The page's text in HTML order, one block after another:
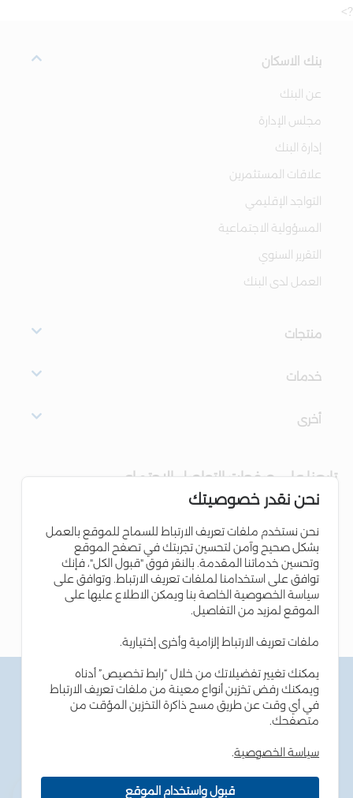
?>
بنك الاسكان
عن البنك
مجلس الإدارة
إدارة البنك
علاقات المستثمرين
التواجد الإقليمي
المسؤولية الاجتماعية
التقرير السنوي
العمل لدى البنك
منتجات
خدمات
أخرى
تابعنا على صفحات التواصل الاجتماعي
الشروط والاحكام
سياسة الخصوصية
سياسة ملفات تعريف الارتباط
نحن نقدر خصوصيتك
نحن نستخدم ملفات تعريف الارتباط للسماح للموقع بالعمل
بشكل صحيح وآمن لتحسين تجربتك في تصفح الموقع
وتحسين خدماتنا المقدمة. بالنقر فوق "قبول الكل"، فإنك
توافق على استخدامنا لملفات تعريف الارتباط. وتوافق على
سياسة الخصوصية الخاصة بنا ويمكن الاطلاع عليها على
الموقع لمزيد من التفاصيل.
ملفات تعريف الارتباط إلزامية وأخرى إختيارية.
يمكنك تغيير تفضيلاتك من خلال “رابط تخصيص” أدناه
ويمكنك رفض تخزين أنواع معينة من ملفات تعريف الارتباط
في أي وقت عن طريق مسح ذاكرة التخزين المؤقت من
متصفحك.
سياسة الخصوصية.
قبول واستخدام الموقع